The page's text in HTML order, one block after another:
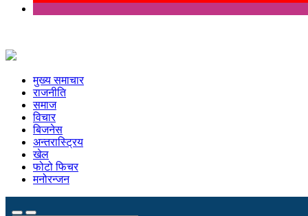
मुख्य समाचार
राजनीति
समाज
विचार
बिजनेस
अन्तरास्ट्रिय
खेल
फोटो फिचर
मनोरन्जन